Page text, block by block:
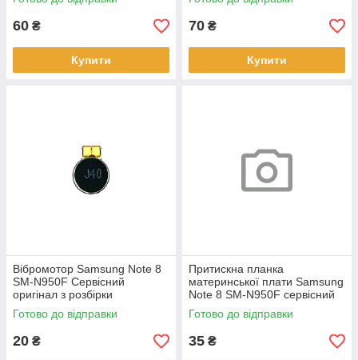
60 ₴
Купити
70 ₴
Купити
Вібромотор Samsung Note 8
SM-N950F Сервісний
оригінал з розбірки
Готово до відправки
20 ₴
Притискна планка
материнської плати Samsung
Note 8 SM-N950F сервісний
оригінал з розбірки
Готово до відправки
35 ₴